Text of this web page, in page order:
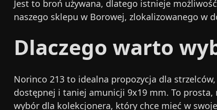
Jest to broń używana, dlatego istnieje
naszego sklepu w Borowej, zlokalizowanego w
Dlaczego warto
Norinco 213 to idealna propozycja dla
dostępnej i taniej amunicji 9x19 mm. To
wybór dla kolekcjonera, który chce mieć w